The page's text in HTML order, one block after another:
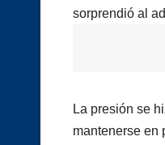
sorprendió al
La presión se
mantenerse en